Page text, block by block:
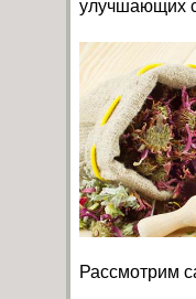
улучшающих
Рассмотрим